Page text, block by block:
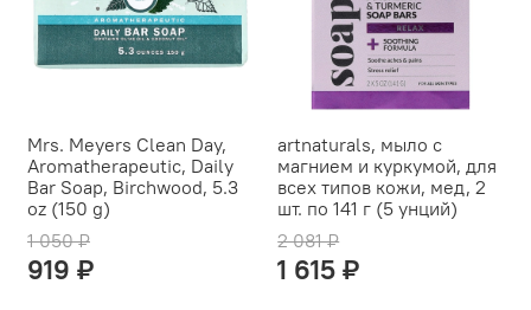
Mrs. Meyers Clean Day,
Aromatherapeutic, Daily
Bar Soap, Birchwood, 5.3
oz (150 g)
1 050 ₽
919 ₽
artnaturals, мыло с
магнием и куркумой, для
всех типов кожи, мед, 2
шт. по 141 г (5 унций)
2 081 ₽
1 615 ₽